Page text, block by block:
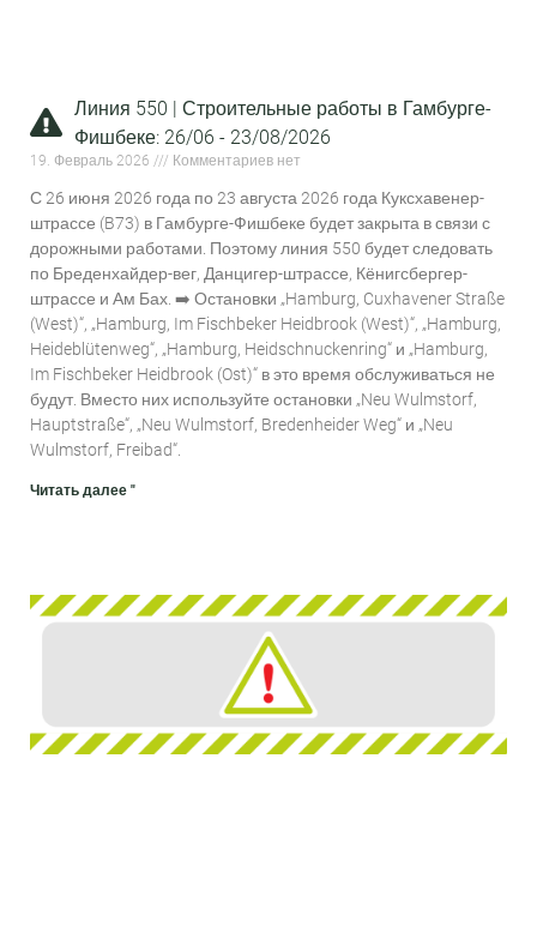
Линия 550 | Строительные работы в Гамбурге-
Фишбеке: 26/06 - 23/08/2026
19. Февраль 2026 Комментариев нет
С 26 июня 2026 года по 23 августа 2026 года Куксхавенер-
штрассе (B73) в Гамбурге-Фишбеке будет закрыта в связи с
дорожными работами. Поэтому линия 550 будет следовать
по Бреденхайдер-вег, Данцигер-штрассе, Кёнигсбергер-
штрассе и Ам Бах. ➡️ Остановки „Hamburg, Cuxhavener Straße
(West)“, „Hamburg, Im Fischbeker Heidbrook (West)“, „Hamburg,
Heideblütenweg“, „Hamburg, Heidschnuckenring“ и „Hamburg,
Im Fischbeker Heidbrook (Ost)“ в это время обслуживаться не
будут. Вместо них используйте остановки „Neu Wulmstorf,
Hauptstraße“, „Neu Wulmstorf, Bredenheider Weg“ и „Neu
Wulmstorf, Freibad“.
Читать далее "